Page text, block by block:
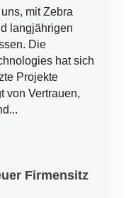
mit Zebra
langjährigen
Die
hat sich
Projekte
von Vertrauen,
Firmensitz